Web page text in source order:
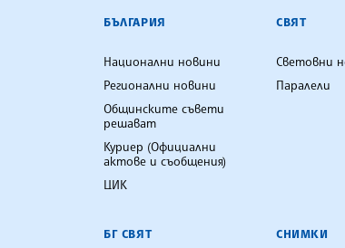
БЪЛГАРСКА
БЪЛГАРИЯ
Национални новини
Регионални новини
Общинските съвети
решават
Куриер (Официални
актове и съобщения)
ЦИК
СВЯТ
Световни
Паралели
БГ СВЯТ СНИМКИ